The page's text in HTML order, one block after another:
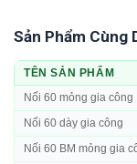
Sản Phẩm Cùng
TÊN SẢN PHẨM
Nối 60 mỏng gia công
Nối 60 dày gia công
Nối 60 BM mỏng gia